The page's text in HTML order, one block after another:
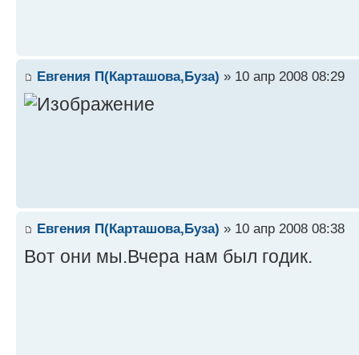
Евгения П(Карташова,Буза) » 10 апр 2008 08:29
Евгения П(Карташова,Буза) » 10 апр 2008 08:38
Вот они мы.Вчера нам был годик.